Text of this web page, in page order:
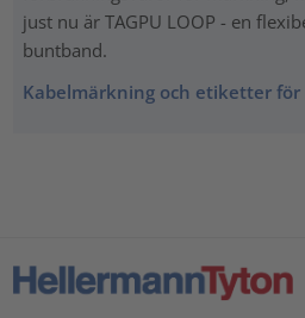
just nu är TAGPU LOOP - en
buntband.
Kabelmärkning och etiketter